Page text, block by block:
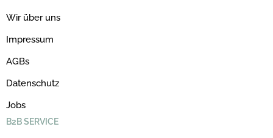
Wir über uns
Impressum
AGBs
Datenschutz
Jobs
B2B SERVICE